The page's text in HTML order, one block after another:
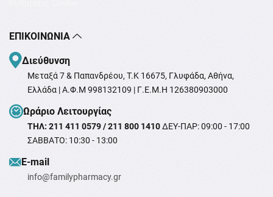
ΕΠΙΚΟΙΝΩΝΊΑ
Διεύθυνση
Μεταξά 7 & Παπανδρέου, T.K 16675, Γλυφάδα, Αθήνα,
Ελλάδα | Α.Φ.Μ 998132109 | Γ.Ε.Μ.Η 126380903000
Ωράριο Λειτουργίας
ΤΗΛ: 211 411 0579 / 211 800 1410ΔΕΥ-ΠΑΡ: 09:00 - 17:00
ΣΑΒΒΑΤΟ: 10:30 - 13:00
Ε-mail
info@familypharmacy.gr